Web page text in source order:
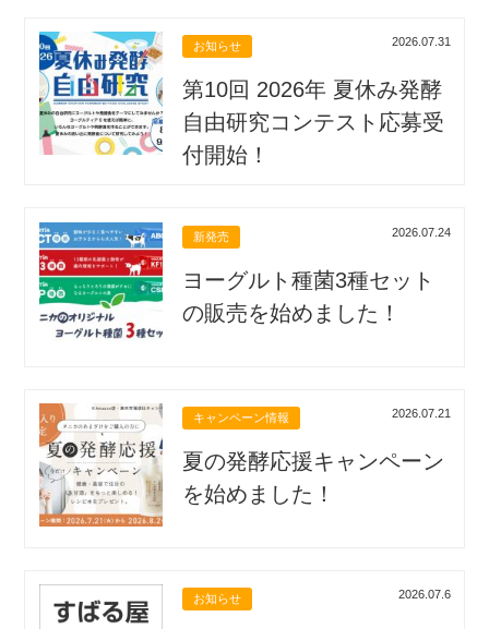
お知らせ 2026.07.31
第10回 2026年 夏休み発酵
自由研究コンテスト応募受
付開始！
新発売 2026.07.24
ヨーグルト種菌3種セット
の販売を始めました！
キャンペーン情報 2026.07.21
夏の発酵応援キャンペーン
を始めました！
お知らせ 2026.07.6